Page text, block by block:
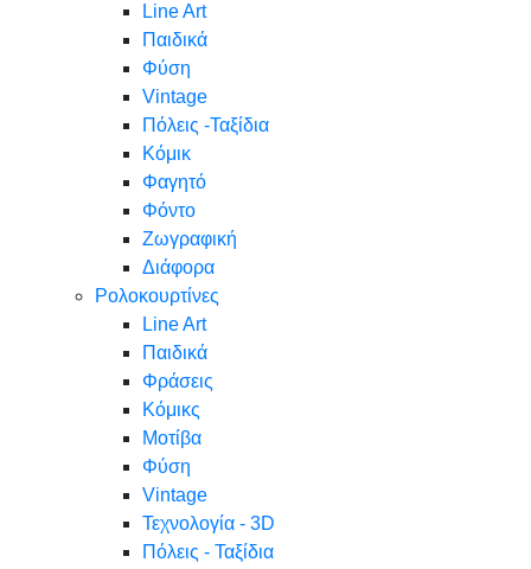
Line Art
Παιδικά
Φύση
Vintage
Πόλεις -Ταξίδια
Κόμικ
Φαγητό
Φόντο
Ζωγραφική
Διάφορα
Ρολοκουρτίνες
Line Art
Παιδικά
Φράσεις
Κόμικς
Μοτίβα
Φύση
Vintage
Τεχνολογία - 3D
Πόλεις - Ταξίδια